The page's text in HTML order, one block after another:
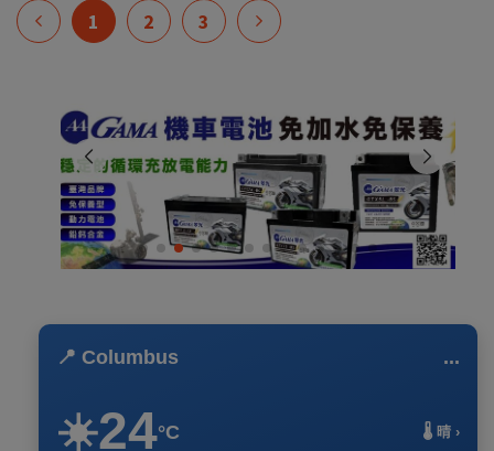
1 2 3
📍 Columbus ...
☀️24°C 🌡️ 晴 ›